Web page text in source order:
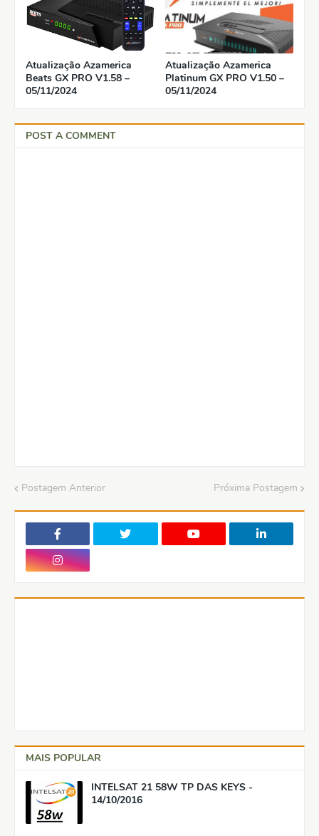
Atualização Azamerica
Beats GX PRO V1.58 –
05/11/2024
Atualização Azamerica
Platinum GX PRO V1.50 –
05/11/2024
POST A COMMENT
Postagem Anterior Próxima Postagem
MAIS POPULAR
INTELSAT 21 58W TP DAS KEYS -
14/10/2016